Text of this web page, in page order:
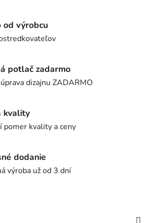
od výrobcu
potlač zadarmo
dizajnu ZADARMO
kvality
pomer kvality a ceny
dodanie
výroba už od 3 dní